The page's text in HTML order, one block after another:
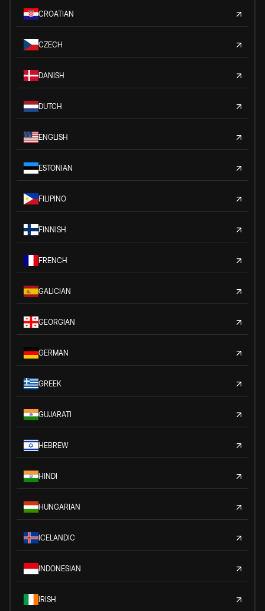
CROATIAN
CZECH
DANISH
DUTCH
ENGLISH
ESTONIAN
FILIPINO
FINNISH
FRENCH
GALICIAN
GEORGIAN
GERMAN
GREEK
GUJARATI
HEBREW
HINDI
HUNGARIAN
ICELANDIC
INDONESIAN
IRISH